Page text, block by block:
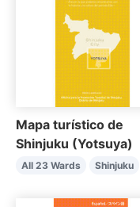
Mapa turístico de
Shinjuku (Yotsuya)
All 23 Wards Shinjuku